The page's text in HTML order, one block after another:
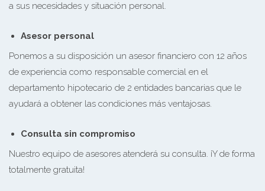
a sus necesidades y situación personal.
Asesor personal
Ponemos a su disposición un asesor financiero con 12 años
de experiencia como responsable comercial en el
departamento hipotecario de 2 entidades bancarias que le
ayudará a obtener las condiciones más ventajosas.
Consulta sin compromiso
Nuestro equipo de asesores atenderá su consulta. ¡Y de forma
totalmente gratuita!